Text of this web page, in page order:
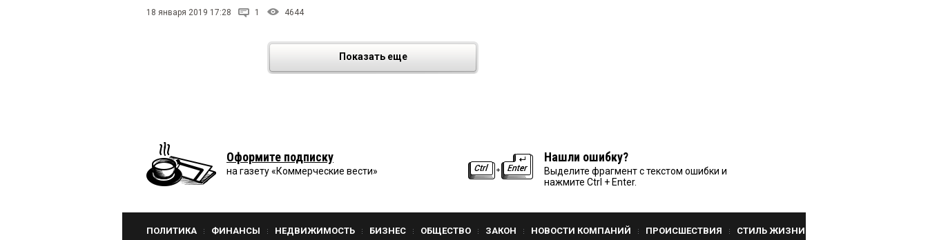
18 января 2019 17:28 1 4644
Показать еще
Оформите подписку
на газету «Коммерческие вести»
Нашли ошибку?
Выделите фрагмент с текстом ошибки и
нажмите Ctrl + Enter.
ПОЛИТИКА ФИНАНСЫ НЕДВИЖИМОСТЬ БИЗНЕС ОБЩЕСТВО ЗАКОН НОВОСТИ КОМПАНИЙ ПРОИСШЕСТВИЯ СТИЛЬ ЖИЗНИ